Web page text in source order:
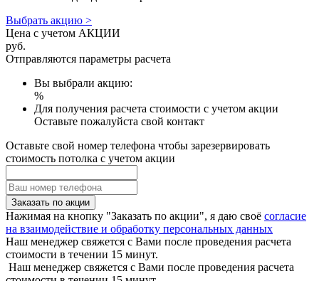
Выбрать акцию >
Цена с учетом АКЦИИ
руб.
Отправляются параметры расчета
Вы выбрали акцию:
%
Для получения расчета стоимости с учетом акции
Оставьте пожалуйста свой контакт
Оставьте свой номер телефона чтобы зарезервировать
стоимость потолка с учетом акции
Заказать по акции
Нажимая на кнопку "Заказать по акции", я даю своё согласие
на взаимодействие и обработку персональных данных
Наш менеджер свяжется с Вами после проведения расчета
стоимости в течении 15 минут.
Наш менеджер свяжется с Вами после проведения расчета